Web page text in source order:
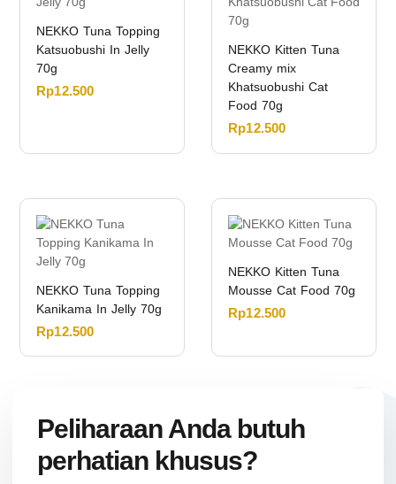
NEKKO Tuna Topping
Katsuobushi In Jelly
70g
Rp12.500
NEKKO Kitten Tuna
Creamy mix
Khatsuobushi Cat
Food 70g
Rp12.500
NEKKO Tuna Topping
Kanikama In Jelly 70g
Rp12.500
NEKKO Kitten Tuna
Mousse Cat Food 70g
Rp12.500
Peliharaan Anda butuh
perhatian khusus?